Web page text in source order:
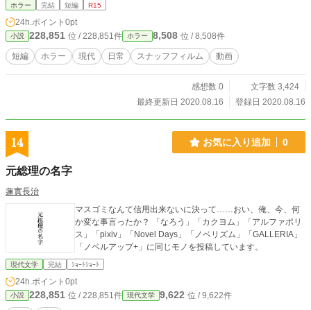
ホラー 完結 短編 R15
24h.ポイント 0pt
小説 228,851 位 / 228,851件 ホラー 8,508 位 / 8,508件
短編 ホラー 現代 日常 スナッフフィルム 動画
感想数 0
文字数 3,424
最終更新日 2020.08.16
登録日 2020.08.16
14 お気に入り追加 0
元総理の名字
蓮實長治
マスゴミなんて信用出来ないに決って……おい、俺、今、何
か変な事言ったか？ 「なろう」「カクヨム」「アルファポリ
ス」「pixiv」「Novel Days」「ノベリズム」「GALLERIA」
「ノベルアップ+」に同じモノを投稿しています。
現代文学 完結 ｼｮｰﾄｼｮｰﾄ
24h.ポイント 0pt
小説 228,851 位 / 228,851件 現代文学 9,622 位 / 9,622件